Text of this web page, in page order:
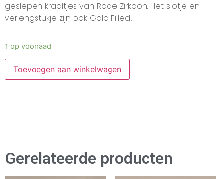
geslepen kraaltjes van Rode Zirkoon. Het slotje en
verlengstukje zijn ook Gold Filled!
1 op voorraad
Toevoegen aan winkelwagen
Gerelateerde producten